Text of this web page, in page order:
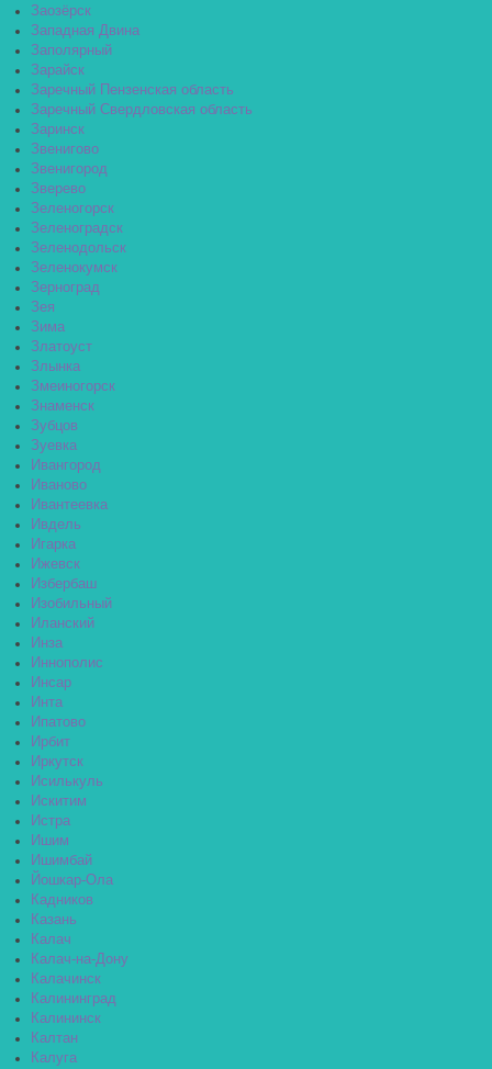
Заозёрск
Западная Двина
Заполярный
Зарайск
Заречный Пензенская область
Заречный Свердловская область
Заринск
Звенигово
Звенигород
Зверево
Зеленогорск
Зеленоградск
Зеленодольск
Зеленокумск
Зерноград
Зея
Зима
Златоуст
Злынка
Змеиногорск
Знаменск
Зубцов
Зуевка
Ивангород
Иваново
Ивантеевка
Ивдель
Игарка
Ижевск
Избербаш
Изобильный
Иланский
Инза
Иннополис
Инсар
Инта
Ипатово
Ирбит
Иркутск
Исилькуль
Искитим
Истра
Ишим
Ишимбай
Йошкар-Ола
Кадников
Казань
Калач
Калач-на-Дону
Калачинск
Калининград
Калининск
Калтан
Калуга